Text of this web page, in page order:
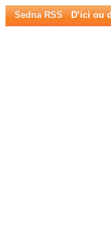
Sedna RSSD’ici ou